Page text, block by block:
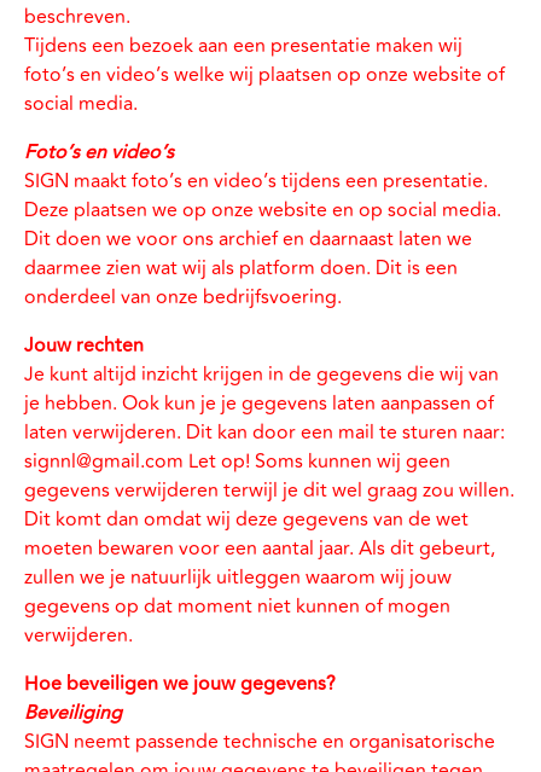
beschreven.
Tijdens een bezoek aan een presentatie maken wij
foto’s en video’s welke wij plaatsen op onze website of
social media.
Foto’s en video’s
SIGN maakt foto’s en video’s tijdens een presentatie.
Deze plaatsen we op onze website en op social media.
Dit doen we voor ons archief en daarnaast laten we
daarmee zien wat wij als platform doen. Dit is een
onderdeel van onze bedrijfsvoering.
Jouw rechten
Je kunt altijd inzicht krijgen in de gegevens die wij van
je hebben. Ook kun je je gegevens laten aanpassen of
laten verwijderen. Dit kan door een mail te sturen naar:
signnl@gmail.com Let op! Soms kunnen wij geen
gegevens verwijderen terwijl je dit wel graag zou willen.
Dit komt dan omdat wij deze gegevens van de wet
moeten bewaren voor een aantal jaar. Als dit gebeurt,
zullen we je natuurlijk uitleggen waarom wij jouw
gegevens op dat moment niet kunnen of mogen
verwijderen.
Hoe beveiligen we jouw gegevens?
Beveiliging
SIGN neemt passende technische en organisatorische